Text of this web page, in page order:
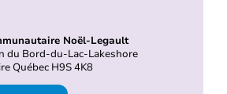
Noël-Legault
du Bord-du-Lac-Lakeshore
Québec H9S 4K8